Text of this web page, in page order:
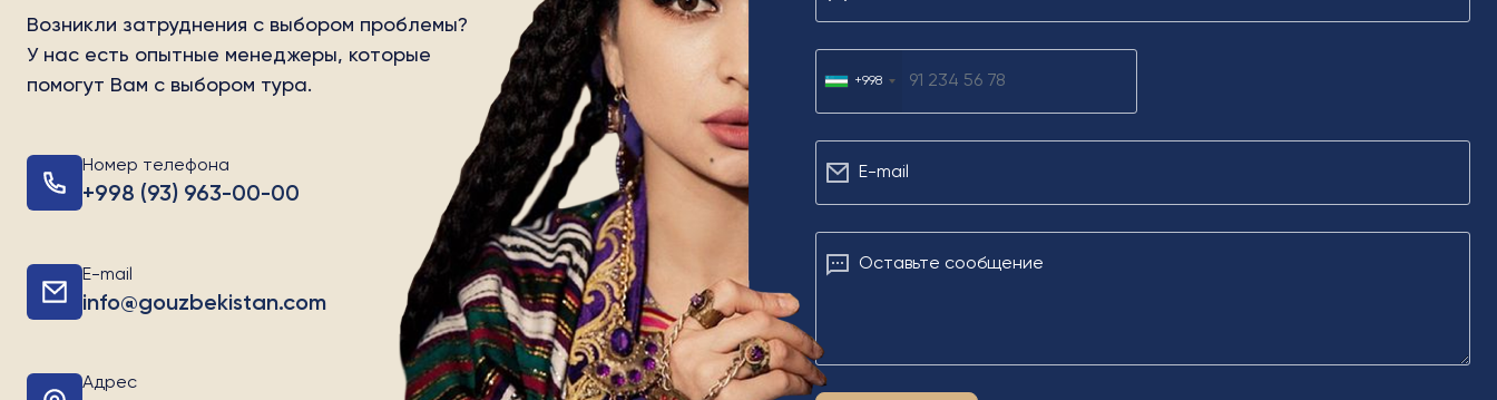
Возникли затруднения с выбором проблемы?
У нас есть опытные менеджеры, которые
помогут Вам с выбором тура.
Номер телефона
+998 (93) 963-00-00
E-mail
info@gouzbekistan.com
Адрес
+998
Е-mail
Оставьте сообщение